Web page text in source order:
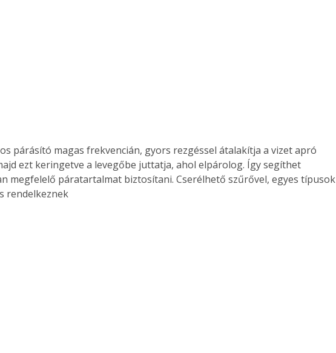
párásító magas frekvencián, gyors rezgéssel átalakítja a vizet apró
ezt keringetve a levegőbe juttatja, ahol elpárolog. Így segíthet
megfelelő páratartalmat biztosítani. Cserélhető szűrővel, egyes típusok
rendelkeznek